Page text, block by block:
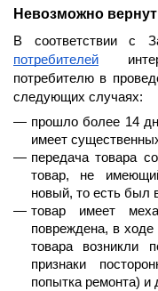
Невозможно
В соответствии с
потребителей
потребителю в
следующих случаях:
прошло более 14
имеет
передача товара
товар, не
новый, то есть был
товар имеет
повреждена, в
товара возникли
признаки
попытка ремонта) и